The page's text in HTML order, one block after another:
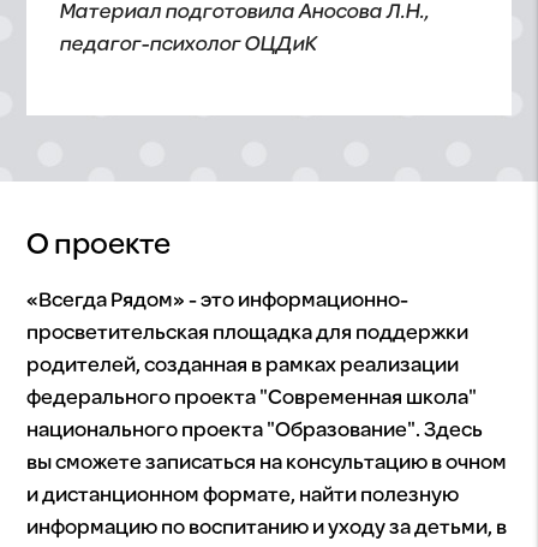
Материал подготовила Аносова Л.Н.,
педагог-психолог ОЦДиК
О проекте
«Всегда Рядом» - это информационно-
просветительская площадка для поддержки
родителей, созданная в рамках реализации
федерального проекта "Современная школа"
национального проекта "Образование". Здесь
вы сможете записаться на консультацию в очном
и дистанционном формате, найти полезную
информацию по воспитанию и уходу за детьми, в